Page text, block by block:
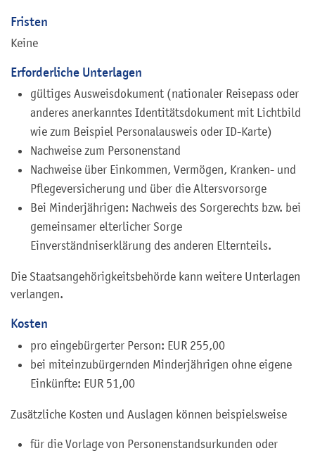
Fristen
Keine
Erforderliche Unterlagen
gültiges Ausweisdokument (nationaler Reisepass oder
anderes anerkanntes Identitätsdokument mit Lichtbild
wie zum Beispiel Personalausweis oder ID-Karte)
Nachweise zum Personenstand
Nachweise über Einkommen, Vermögen, Kranken- und
Pflegeversicherung und über die Altersvorsorge
Bei Minderjährigen: Nachweis des Sorgerechts bzw. bei
gemeinsamer elterlicher Sorge
Einverständniserklärung des anderen Elternteils.
Die Staatsangehörigkeitsbehörde kann weitere Unterlagen
verlangen.
Kosten
pro eingebürgerter Person: EUR 255,00
bei miteinzubürgernden Minderjährigen ohne eigene
Einkünfte: EUR 51,00
Zusätzliche Kosten und Auslagen können beispielsweise
für die Vorlage von Personenstandsurkunden oder